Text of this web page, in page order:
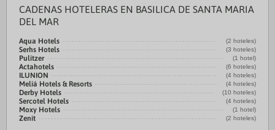
CADENAS HOTELERAS EN BASILICA DE SANTA MARIA
DEL MAR
Aqua Hotels (2 hoteles)
Serhs Hotels (3 hoteles)
Pulitzer (1 hotel)
Actahotels (6 hoteles)
ILUNION (4 hoteles)
Meliá Hotels & Resorts (4 hoteles)
Derby Hotels (10 hoteles)
Sercotel Hotels (4 hoteles)
Moxy Hotels (1 hotel)
Zenit (2 hoteles)